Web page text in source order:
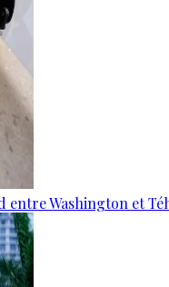
entre Washington et